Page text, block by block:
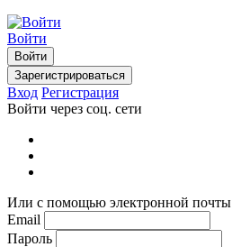
Войти
Войти
Зарегистрироваться
Вход Регистрация
Войти через соц. сети
Или с помощью электронной почты
Email
Пароль